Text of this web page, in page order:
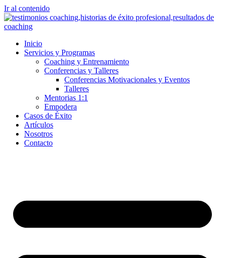
Ir al contenido
Inicio
Servicios y Programas
Coaching y Entrenamiento
Conferencias y Talleres
Conferencias Motivacionales y Eventos
Talleres
Mentorias 1:1
Empodera
Casos de Éxito
Artículos
Nosotros
Contacto